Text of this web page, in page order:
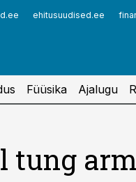
ehitusuudised.ee
Füüsika Ajalugu
tung